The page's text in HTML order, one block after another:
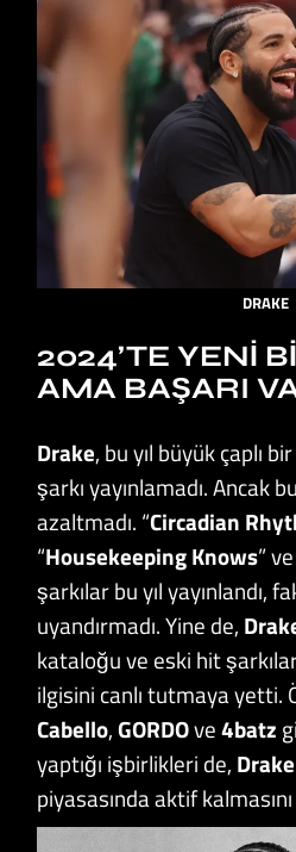
DRAKE
2024’TE YENI
AMA BAŞARI
Drake, bu yıl büyük çaplı
şarkı yayınlamadı. Ancak
azaltmadı. “Circadian
“Housekeeping Knows”
şarkılar bu yıl yayınlandı,
uyandırmadı. Yine de,
kataloğu ve eski hit
ilgisini canlı tutmaya yetti.
Cabello,GORDOve4batz
yaptığı işbirlikleri de, Drake
piyasasında aktif